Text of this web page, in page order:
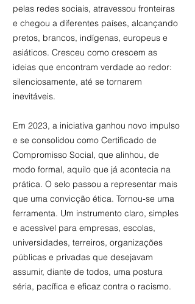
pelas redes sociais, atravessou fronteiras
e chegou a diferentes países, alcançando
pretos, brancos, indígenas, europeus e
asiáticos. Cresceu como crescem as
ideias que encontram verdade ao redor:
silenciosamente, até se tornarem
inevitáveis.
Em 2023, a iniciativa ganhou novo impulso
e se consolidou como Certificado de
Compromisso Social, que alinhou, de
modo formal, aquilo que já acontecia na
prática. O selo passou a representar mais
que uma convicção ética. Tornou-se uma
ferramenta. Um instrumento claro, simples
e acessível para empresas, escolas,
universidades, terreiros, organizações
públicas e privadas que desejavam
assumir, diante de todos, uma postura
séria, pacífica e eficaz contra o racismo.